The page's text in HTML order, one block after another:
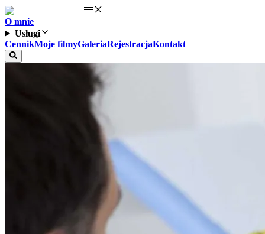
O mnie
Usługi
CennikMoje filmyGaleriaRejestracjaKontakt